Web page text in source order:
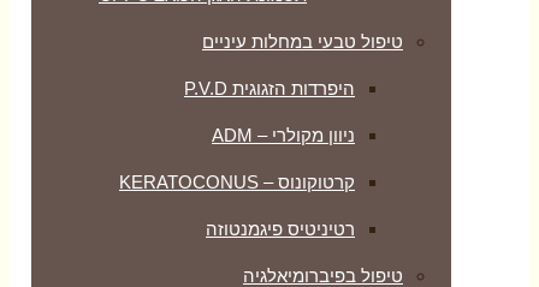
טיפול טבעי במחלות עיניים
היפרדות הזגוגית P.V.D
ניוון מקולרי – ADM
קרטוקונוס – KERATOCONUS
רטיניטיס פיגמנטוזה
טיפול בפיברומיאלגיה